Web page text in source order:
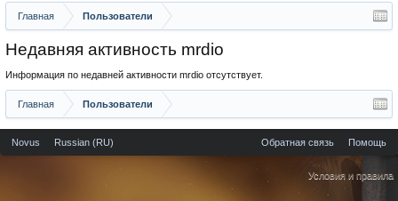
Главная Пользователи
Недавняя активность mrdio
Информация по недавней активности mrdio отсутствует.
Главная Пользователи
Novus Russian (RU) Обратная связь Помощь
Условия и правила